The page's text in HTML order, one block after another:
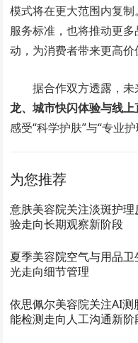
模式将在更大范围内复
服务标准，也将推动更
动，为消费者带来更高价
据合作双方透露，
龙、城市快闪体验与线
感受“科学护肤”与“专业
为您推荐
意肤美容院关注淡斑护
验走向长期观察新阶段
夏季美容院空气与用品
光走向细节管理
依思佩尔美容院关注AI
能检测走向人工沟通新阶